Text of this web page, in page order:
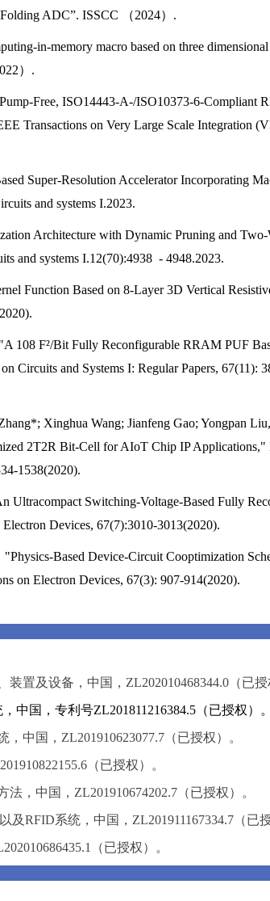
ADC”. ISSCC （2024）.
in-memory macro based on three dimensional
）.
Free, ISO14443-A-/ISO10373-6-Compliant
Transactions on Very Large Scale Integration
Super-Resolution Accelerator Incorporating
and systems I.2023.
Architecture with Dynamic Pruning and
and systems I.12(70):4938 - 4948.2023.
Function Based on 8-Layer 3D Vertical
108 F²/Bit Fully Reconfigurable RRAM PUF
Circuits and Systems I: Regular Papers, 67(11):
Xinghua Wang; Jianfeng Gao; Yongpan
2T2R Bit-Cell for AIoT Chip IP Applications,"
1538(2020).
Ultracompact Switching-Voltage-Based Fully
Devices, 67(7):3010-3013(2020).
Based Device-Circuit Cooptimization
on Electron Devices, 67(3): 907-914(2020).
置及设备，中国，ZL202010468344.0（已授
国，专利号ZL201811216384.5（已授权）。
中国，ZL201910623077.7（已授权）。
（已授权）。
，中国，ZL201910674202.7（已授权）。
RFID系统，中国，ZL201911167334.7（已授
（已授权）。